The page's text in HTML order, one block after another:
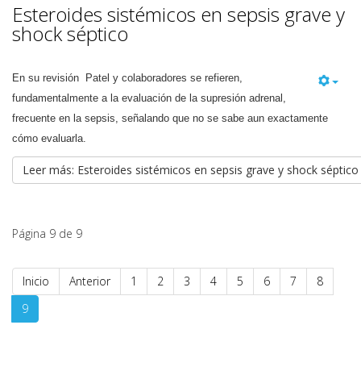
Esteroides sistémicos en sepsis grave y
shock séptico
En su revisión Patel y colaboradores se refieren,
fundamentalmente a la evaluación de la supresión adrenal,
frecuente en la sepsis, señalando que no se sabe aun exactamente
cómo evaluarla.
Leer más: Esteroides sistémicos en sepsis grave y shock séptico
Página 9 de 9
Inicio Anterior 1 2 3 4 5 6 7
8
9